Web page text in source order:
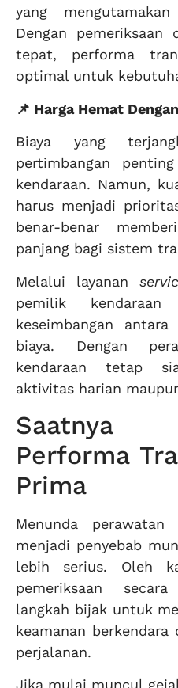
yang
Dengan pemeriksaan
tepat, performa
optimal untuk
📌 Harga Hemat
Biaya yang
pertimbangan
kendaraan. Namun,
harus menjadi
benar-benar
panjang bagi sistem
Melalui layanan
pemilik
keseimbangan
biaya. Dengan
kendaraan tetap
aktivitas harian
Saatnya
Performa
Prima
Menunda
menjadi penyebab
lebih serius. Oleh
pemeriksaan
langkah bijak untuk
keamanan
perjalanan.